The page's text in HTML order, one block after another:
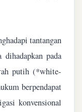
tantangan
pada
putih (*white-
berpendapat
konvensional